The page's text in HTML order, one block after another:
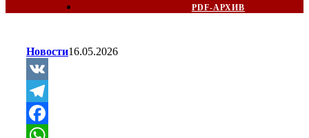
PDF-АРХИВ
Новости16.05.2026
VK
Telegram
Facebook